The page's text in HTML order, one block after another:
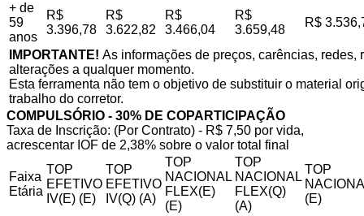
+ de
59
anos
R$
3.396,78
R$
3.622,82
R$
3.466,04
R$
3.659,48
R$
IMPORTANTE! As informações de preços, carências,
alterações a qualquer momento.
Esta ferramenta não tem o objetivo de substituir o material
trabalho do corretor.
COMPULSÓRIO - 30% DE COPARTICIPAÇÃO
Taxa de Inscrição: (Por Contrato) - R$ 7,50 por vida,
acrescentar IOF de 2,38% sobre o valor total final
Faixa
Etária
TOP
EFETIVO
IV(E) (E)
TOP
EFETIVO
IV(Q) (A)
TOP
NACIONAL
FLEX(E)
(E)
TOP
NACIONAL
FLEX(Q)
(A)
TOP
(E)